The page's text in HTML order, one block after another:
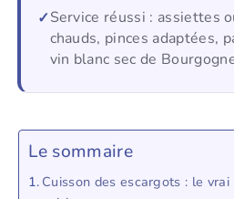
Service réussi : assiettes
chauds, pinces adaptées,
vin blanc sec de
Le sommaire
Cuisson des escargots : le